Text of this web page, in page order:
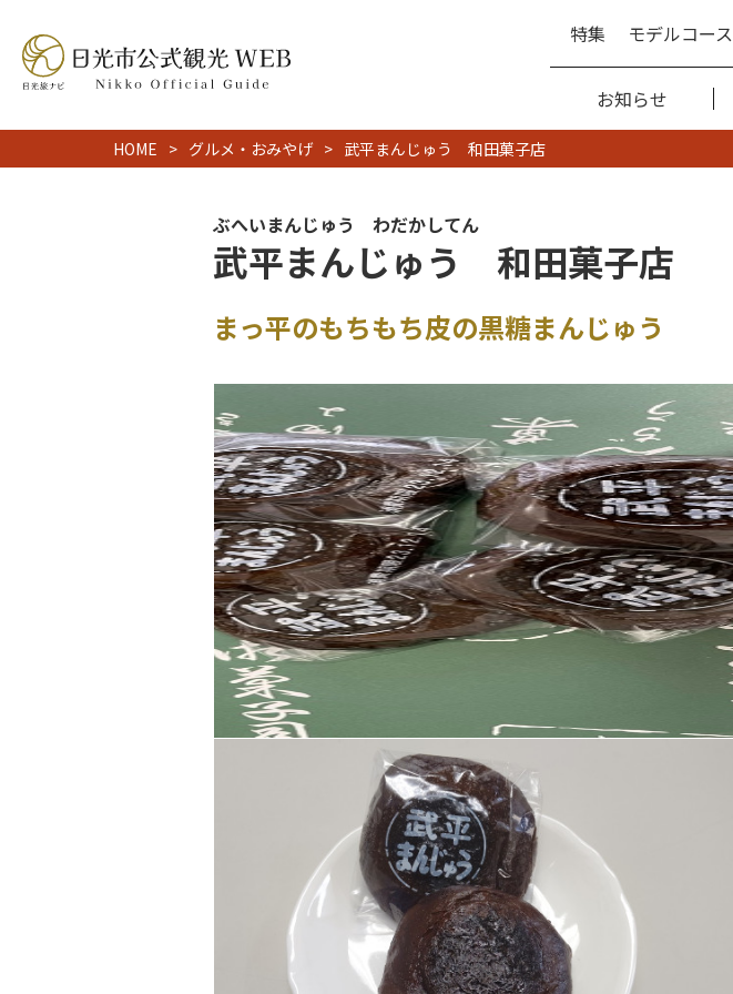
特集 モデルコース
お知らせ
HOME グルメ・おみやげ 武平まんじゅう 和田菓子店
ぶへいまんじゅう わだかしてん
武平まんじゅう 和田菓子店
まっ平のもちもち皮の黒糖まんじゅう